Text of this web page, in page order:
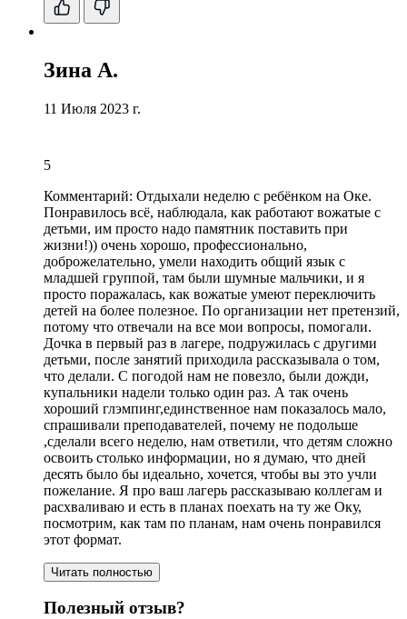
Зина А.
11 Июля 2023 г.
5
Комментарий: Отдыхали неделю с ребёнком на Оке.
Понравилось всё, наблюдала, как работают вожатые с
детьми, им просто надо памятник поставить при
жизни!)) очень хорошо, профессионально,
доброжелательно, умели находить общий язык с
младшей группой, там были шумные мальчики, и я
просто поражалась, как вожатые умеют переключить
детей на более полезное. По организации нет претензий,
потому что отвечали на все мои вопросы, помогали.
Дочка в первый раз в лагере, подружилась с другими
детьми, после занятий приходила рассказывала о том,
что делали. С погодой нам не повезло, были дожди,
купальники надели только один раз. А так очень
хороший глэмпинг,единственное нам показалось мало,
спрашивали преподавателей, почему не подольше
,сделали всего неделю, нам ответили, что детям сложно
освоить столько информации, но я думаю, что дней
десять было бы идеально, хочется, чтобы вы это учли
пожелание. Я про ваш лагерь рассказываю коллегам и
расхваливаю и есть в планах поехать на ту же Оку,
посмотрим, как там по планам, нам очень понравился
этот формат.
Читать полностью
Полезный отзыв?